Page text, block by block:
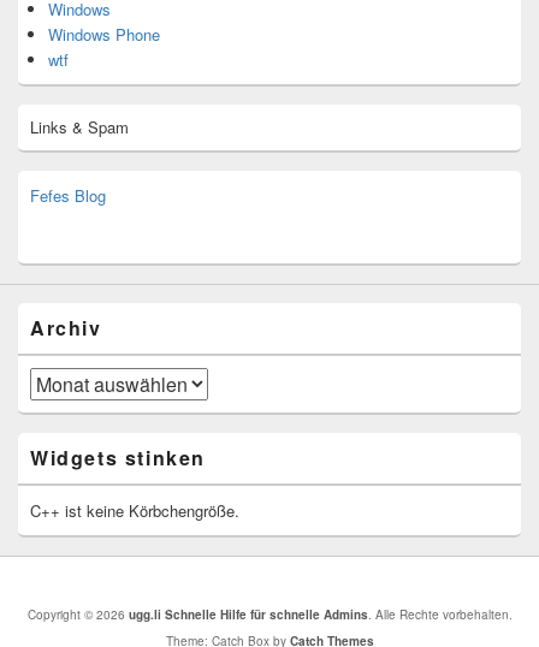
Windows
Windows Phone
wtf
Links & Spam
Fefes Blog
Archiv
Archiv
Widgets stinken
C++ ist keine Körbchengröße.
Copyright © 2026 ugg.li Schnelle Hilfe für schnelle Admins . Alle Rechte vorbehalten.
Theme: Catch Box by Catch Themes